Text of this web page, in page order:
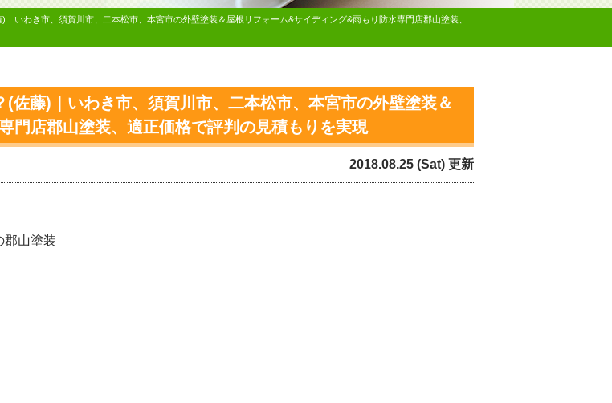
｜いわき市、須賀川市、二本松市、本宮市の外壁塗装＆屋根リフォーム&サイディング&雨もり防水専門店郡山塗装、
(佐藤)｜いわき市、須賀川市、二本松市、本宮市の外壁塗装＆
門店郡山塗装、適正価格で評判の見積もりを実現
2018.08.25 (Sat) 更新
郡山塗装